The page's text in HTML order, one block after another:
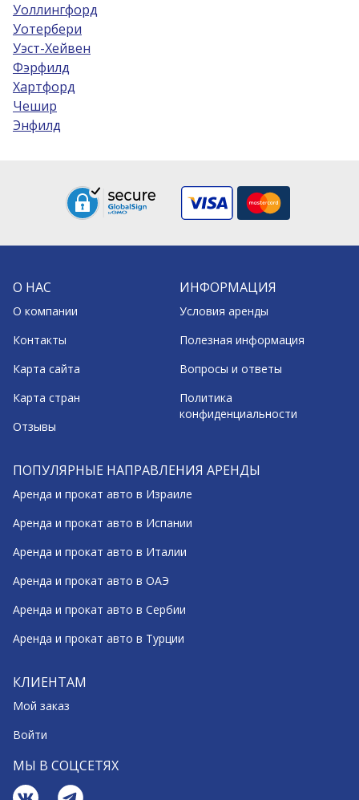
Уоллингфорд
Уотербери
Уэст-Хейвен
Фэрфилд
Хартфорд
Чешир
Энфилд
О НАС
О компании
Контакты
Карта сайта
Карта стран
Отзывы
ИНФОРМАЦИЯ
Условия аренды
Полезная информация
Вопросы и ответы
Политика
конфиденциальности
ПОПУЛЯРНЫЕ НАПРАВЛЕНИЯ АРЕНДЫ
Аренда и прокат авто в Израиле
Аренда и прокат авто в Испании
Аренда и прокат авто в Италии
Аренда и прокат авто в ОАЭ
Аренда и прокат авто в Сербии
Аренда и прокат авто в Турции
КЛИЕНТАМ
Мой заказ
Войти
МЫ В СОЦСЕТЯХ